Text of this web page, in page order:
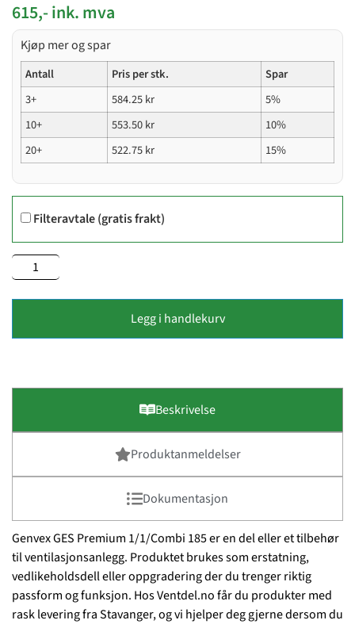
615,- ink. mva
Kjøp mer og spar
Antall Pris per stk.
Spar
3+
584.25kr
5%
10+
553.50kr
10%
20+
522.75kr 15%
Filteravtale (gratis frakt)
Legg i handlekurv
Beskrivelse
Produktanmeldelser
Dokumentasjon
Genvex GES Premium 1/1/Combi 185 er en del eller et tilbehør
til ventilasjonsanlegg. Produktet brukes som erstatning,
vedlikeholdsdell eller oppgradering der du trenger riktig
passform og funksjon. Hos Ventdel.no får du produkter med
rask levering fra Stavanger, og vi hjelper deg gjerne dersom du